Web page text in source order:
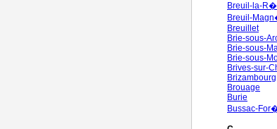
Breuil-la-
Breuil-
Breuillet
Brie-sous-
Brie-sous-
Brie-sous-
Brives-sur-
Brizambourg
Brouage
Burie
Bussac-